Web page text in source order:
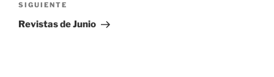
Siguiente
entrada
SIGUIENTE
Revistas de Junio